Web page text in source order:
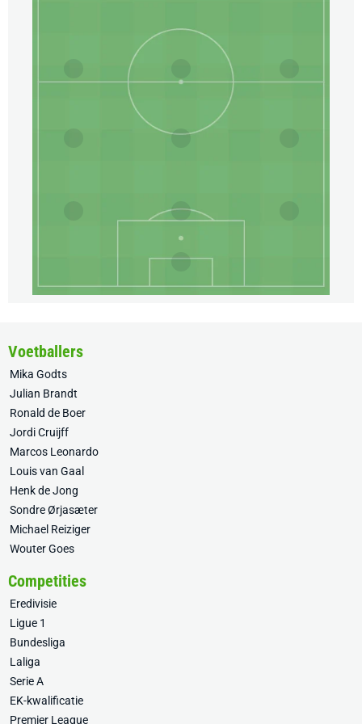
Voetballers
Mika Godts
Julian Brandt
Ronald de Boer
Jordi Cruijff
Marcos Leonardo
Louis van Gaal
Henk de Jong
Sondre Ørjasæter
Michael Reiziger
Wouter Goes
Competities
Eredivisie
Ligue 1
Bundesliga
Laliga
Serie A
EK-kwalificatie
Premier League